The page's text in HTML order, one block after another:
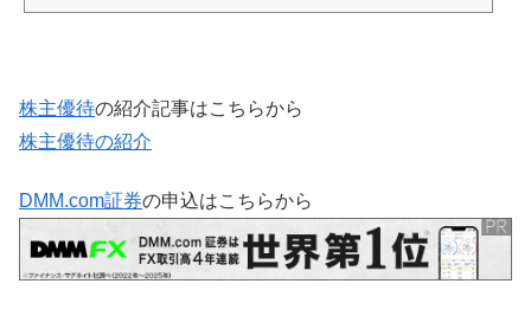
株主優待の紹介記事はこちらから
株主優待の紹介
DMM.com証券の申込はこちらから